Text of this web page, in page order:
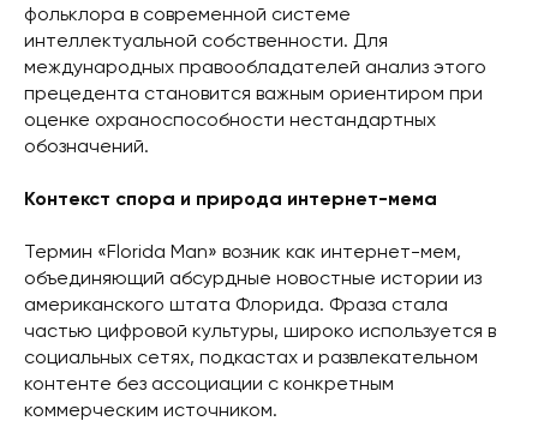
фольклора в современной системе
интеллектуальной собственности. Для
международных правообладателей анализ этого
прецедента становится важным ориентиром при
оценке охраноспособности нестандартных
обозначений.
Контекст спора и природа интернет-мема
Термин «Florida Man» возник как интернет-мем,
объединяющий абсурдные новостные истории из
американского штата Флорида. Фраза стала
частью цифровой культуры, широко используется в
социальных сетях, подкастах и развлекательном
контенте без ассоциации с конкретным
коммерческим источником.